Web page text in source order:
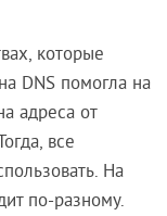
которые
DNS помогла на
адреса от
все
На
по-разному.